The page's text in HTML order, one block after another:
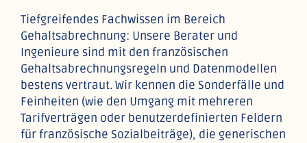
Tiefgreifendes Fachwissen im Bereich
Gehaltsabrechnung: Unsere Berater und
Ingenieure sind mit den französischen
Gehaltsabrechnungsregeln und Datenmodellen
bestens vertraut. Wir kennen die Sonderfälle und
Feinheiten (wie den Umgang mit mehreren
Tarifverträgen oder benutzerdefinierten Feldern
für französische Sozialbeiträge), die generischen